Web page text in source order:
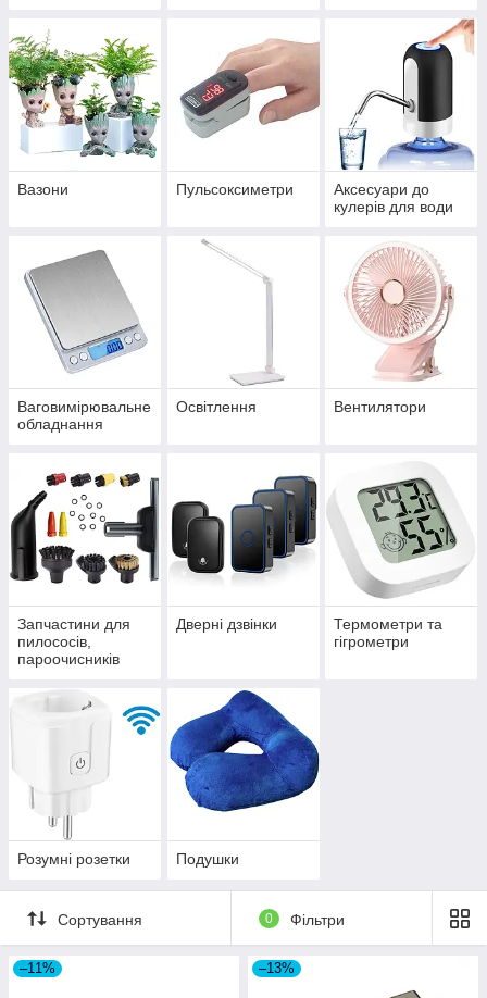
Вазони Пульсоксиметри
Аксесуари до
кулерів для води
Ваговимірювальне
обладнання
Освітлення Вентилятори
Запчастини для
пилососів,
пароочисників
Дверні дзвінки
Термометри та
гігрометри
Розумні розетки Подушки
Сортування 0 Фільтри
–11% –13%